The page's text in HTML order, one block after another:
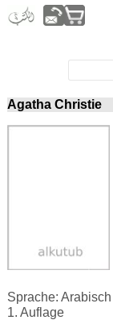
Agatha Christie
Sprache: Arabisch
1. Auflage